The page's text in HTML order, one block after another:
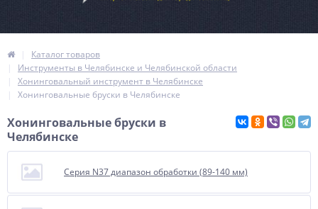
Каталог товаров
Инструменты в Челябинске и Челябинской области
Хонинговальный инструмент в Челябинске
Хонинговальные бруски в Челябинске
Хонинговальные бруски в
Челябинске
Серия N37 диапазон обработки (89-140 мм)